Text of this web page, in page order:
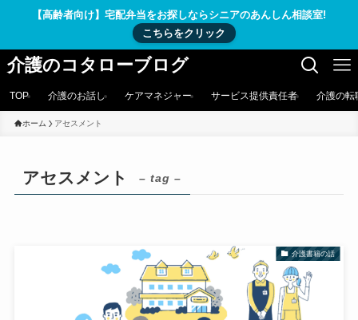
【高齢者向け】宅配弁当をお探しならシニアのあんしん相談室!
こちらをクリック
介護のコタローブログ
TOP 介護のお話し ケアマネジャー サービス提供責任者 介護の転
ホーム アセスメント
アセスメント – tag –
介護書籍の話